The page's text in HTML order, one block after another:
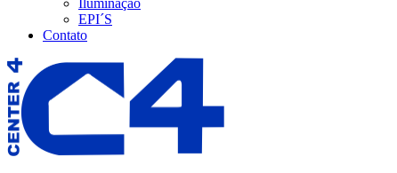
EPI´S
Contato